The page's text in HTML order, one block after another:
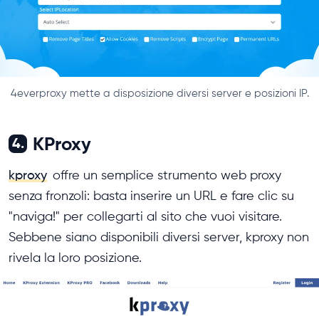
4everproxy mette a disposizione diversi server e posizioni IP.
4. KProxy
kproxy offre un semplice strumento web proxy
senza fronzoli: basta inserire un URL e fare clic su
"naviga!" per collegarti al sito che vuoi visitare.
Sebbene siano disponibili diversi server, kproxy non
rivela la loro posizione.